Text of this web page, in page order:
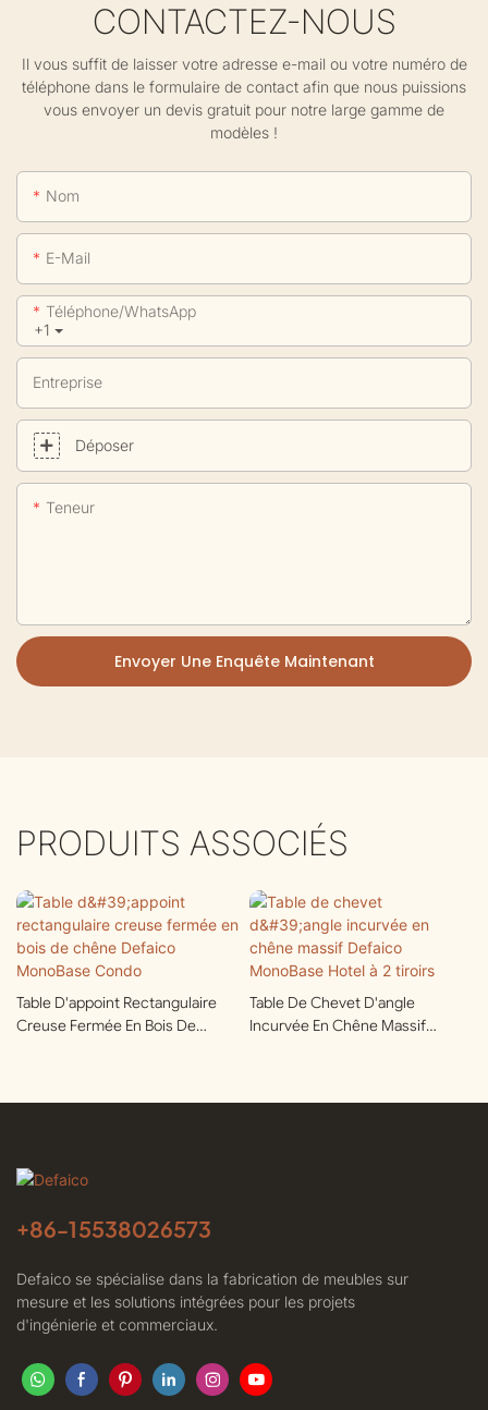
CONTACTEZ-NOUS
Il vous suffit de laisser votre adresse e-mail ou votre numéro de
téléphone dans le formulaire de contact afin que nous puissions
vous envoyer un devis gratuit pour notre large gamme de
modèles !
Nom
E-Mail
+1
Téléphone/WhatsApp
Entreprise
Déposer
Teneur
Envoyer Une Enquête Maintenant
PRODUITS ASSOCIÉS
Table D'appoint Rectangulaire
Creuse Fermée En Bois De
Table De Chevet D'angle
Incurvée En Chêne Massif
+86-15538026573
Defaico se spécialise dans la fabrication de meubles sur
mesure et les solutions intégrées pour les projets
d'ingénierie et commerciaux.